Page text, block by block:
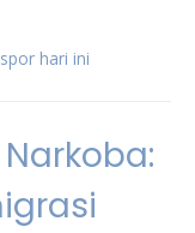
hari ini